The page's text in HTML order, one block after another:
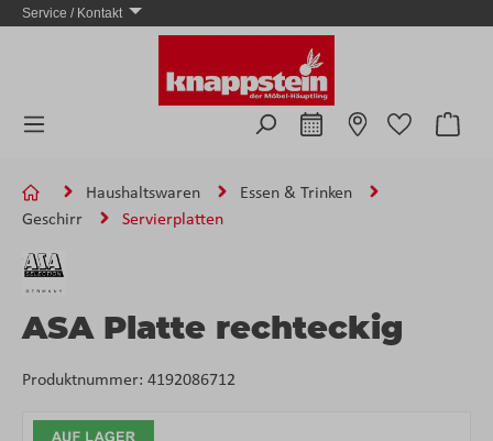
Zum Hauptinhalt springen
Service / Kontakt
Haushaltswaren
Essen & Trinken
Geschirr
Servierplatten
Bildergalerie überspringen
ASA Platte rechteckig
Produktnummer: 4192086712